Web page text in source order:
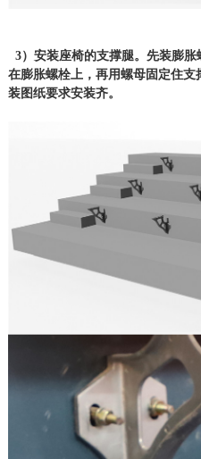
3）安装座椅的支撑腿。先装膨
在膨胀螺栓上，再用螺母固定住
装图纸要求安装齐。